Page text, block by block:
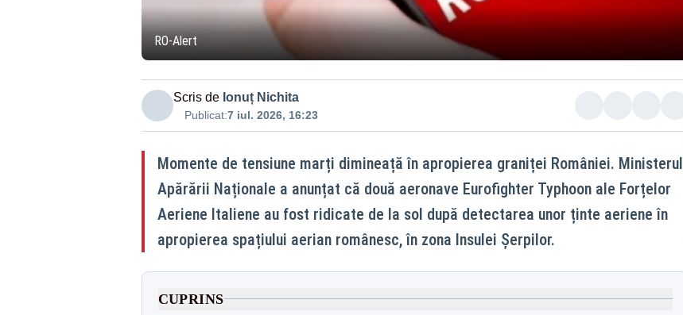
RO-Alert
Scris de Ionuț Nichita
Publicat:7 iul. 2026, 16:23
Momente de tensiune marți dimineață în apropierea graniței României. Ministerul
Apărării Naționale a anunțat că două aeronave Eurofighter Typhoon ale Forțelor
Aeriene Italiene au fost ridicate de la sol după detectarea unor ținte aeriene în
apropierea spațiului aerian românesc, în zona Insulei Șerpilor.
CUPRINS